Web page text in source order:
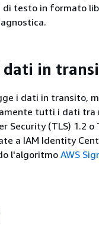
testo in formato
in
i dati in transito,
tutti i dati tra
Security (TLS) 1.2 o
a IAM Identity
l'algoritmo AWS